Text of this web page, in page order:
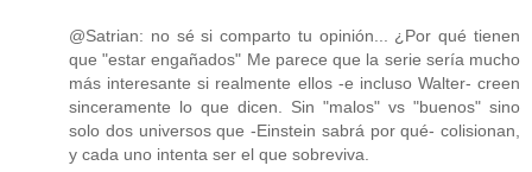
@Satrian: no sé si comparto tu opinión... ¿Por qué tienen
que "estar engañados" Me parece que la serie sería mucho
más interesante si realmente ellos -e incluso Walter- creen
sinceramente lo que dicen. Sin "malos" vs "buenos" sino
solo dos universos que -Einstein sabrá por qué- colisionan,
y cada uno intenta ser el que sobreviva.